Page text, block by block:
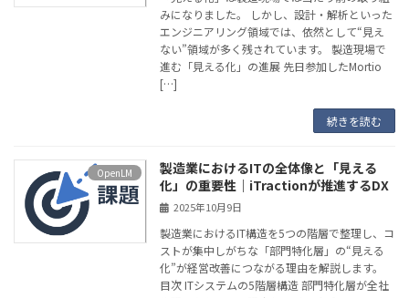
みになりました。 しかし、設計・解析といった
エンジニアリング領域では、依然として“見え
ない”領域が多く残されています。 製造現場で
進む「見える化」の進展 先日参加したMortio
[…]
続きを読む
OpenLM
製造業におけるITの全体像と「見える
化」の重要性｜iTractionが推進するDX
2025年10月9日
製造業におけるIT構造を5つの階層で整理し、コ
ストが集中しがちな「部門特化層」の“見える
化”が経営改善につながる理由を解説します。
目次 ITシステムの5階層構造 部門特化層が全社